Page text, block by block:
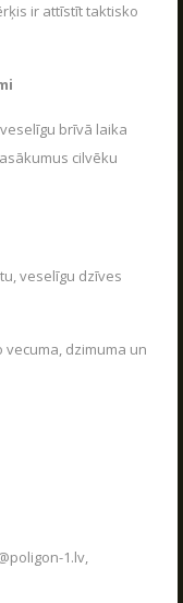
ir attīstīt taktisko
brīvā laika
cilvēku
veselīgu dzīves
dzimuma un
1.lv,